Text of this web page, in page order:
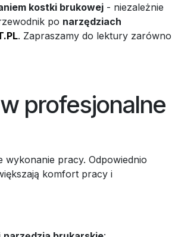
kostki brukowej - niezależnie
po narzędziach
. Zapraszamy do lektury zarówno
profesjonalne
pracy. Odpowiednio
komfort pracy i